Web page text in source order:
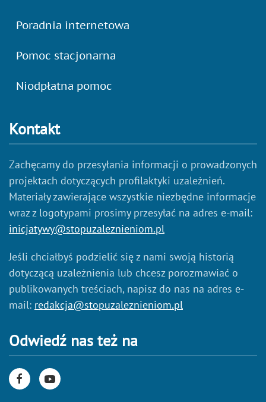
Poradnia internetowa
Pomoc stacjonarna
Niodpłatna pomoc
Kontakt
Zachęcamy do przesyłania informacji o prowadzonych
projektach dotyczących profilaktyki uzależnień.
Materiały zawierające wszystkie niezbędne informacje
wraz z logotypami prosimy przesyłać na adres e-mail:
inicjatywy@stopuzaleznieniom.pl
Jeśli chciałbyś podzielić się z nami swoją historią
dotyczącą uzależnienia lub chcesz porozmawiać o
publikowanych treściach, napisz do nas na adres e-
mail: redakcja@stopuzaleznieniom.pl
Odwiedź nas też na